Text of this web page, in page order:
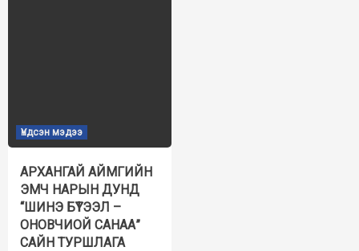
Үндсэн мэдээ
АРХАНГАЙ АЙМГИЙН
ЭМЧ НАРЫН ДУНД
“ШИНЭ БҮТЭЭЛ –
ОНОВЧИОЙ САНАА”
САЙН ТУРШЛАГА